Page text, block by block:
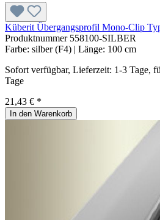
Küberit Übergangsprofil Mono-Clip
Produktnummer 558100-SILBER
Farbe: silber (F4) | Länge: 100 cm
Sofort verfügbar, Lieferzeit: 1-3 Tage,
Tage
21,43 € *
In den Warenkorb